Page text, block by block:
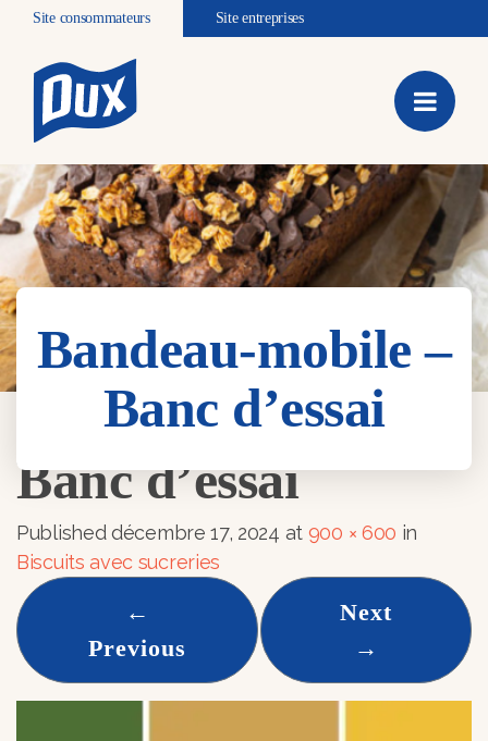
Site consommateurs Site entreprises
Bandeau-mobile –
Banc d’essai
Bandeau-mobile –
Banc d’essai
Publisheddécembre 17, 2024 at 900 × 600 in
Biscuits avec sucreries
←
Previous
Next
→